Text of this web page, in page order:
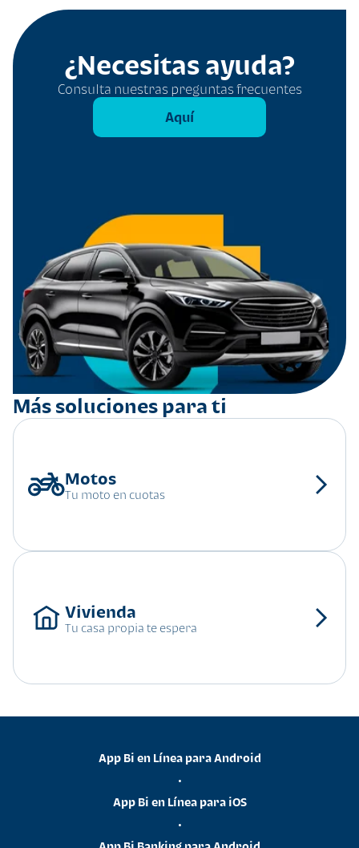
¿Necesitas ayuda?
Consulta nuestras preguntas frecuentes
Aquí
Más soluciones para ti
Tu moto en cuotas
Tu casa propia te espera
App Bi en Línea para Android
•
App Bi en Línea para iOS
•